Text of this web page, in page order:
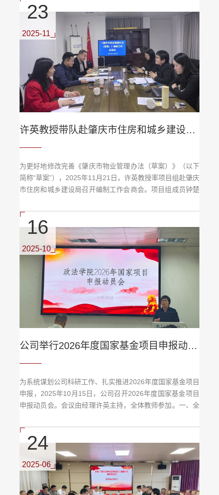
《波兰史》系统梳理了波兰自中世纪建国至21世纪初的历史
脉络，重点关注波兰民族的文化认同、政治制度演变、贵族
民主制特点、宗教信仰以及地缘政治处境。读书会上，何燿
光教授结合该书内容，...
23
2025-11
许英教授带队赴肇庆市住房和城乡建设局开展《肇庆市物业管理办法（草案）》编制工作会商会
为更好地修改完善《肇庆市物业管理办法（草案）》（以下
简称“草案”），2025年11月21日，许英教授率项目组赴肇庆
市住房和城乡建设局召开编制工作会商会。项目组成员钟楚
务科室负责人出席了会议。许英教授首先汇报了草案目前的
主要内容框架与编制进展。市住建局领导对项目组前期卓有
成效的工作表示高度认可与感谢。与会双方就草案中的具体
条款进行了深入、细致的研讨。会商会现场本次会商是《...
16
2025-10
公司举行2026年度国家基金项目申报动员会
为系统谋划公司科研工作、扎实推进2026年度国家基金项目
申报，2025年10月15日，公司召开2026年度国家基金项目
申报动员会。会议由经理许英主持，全体教师参加。一、全
话。她指出，组织申报国家社会科学、自然科学基金项目是
提升公司科研水平与社会影响力、推动团队建设的重要抓
手，全院教师要高度重视、科学谋划、勇于突破。随后，许
英对2026年度国家基金项目组织申报工作进行了系统部
24
2025-06